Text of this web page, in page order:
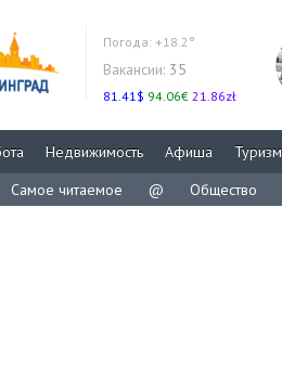
Погода: +18.2°
Вакансии: 35
81.41$ 94.06€ 21.86zł
Недвижимость Афиша Туризм
Самое читаемое @ Общество